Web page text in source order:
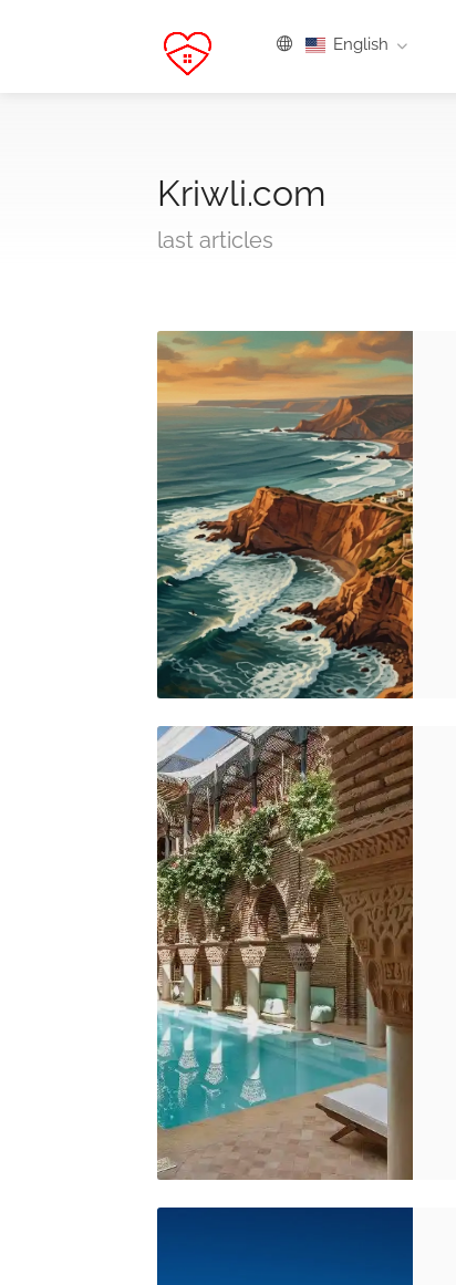
English
Kriwli.com
last articles